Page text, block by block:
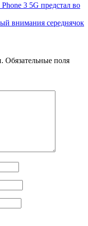
3 5G предстал во
внимания середнячок
Обязательные поля